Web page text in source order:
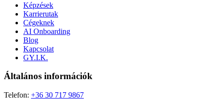
Képzések
Karrierutak
Cégeknek
AI Onboarding
Blog
Kapcsolat
GY.I.K.
Általános információk
Telefon: +36 30 717 9867